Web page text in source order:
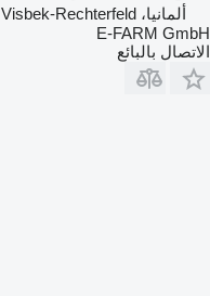
ألمانيا، De-49429 Visbek-Rechterfeld
E-FARM GmbH
الاتصال بالبائع